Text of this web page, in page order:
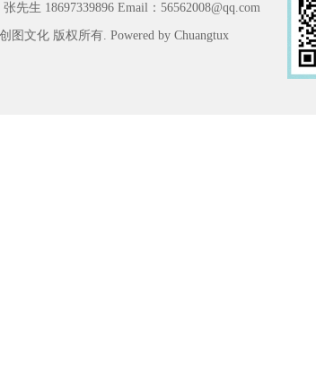
先生 18697339896 Email：56562008@qq.com
图文化 版权所有. Powered by Chuangtux